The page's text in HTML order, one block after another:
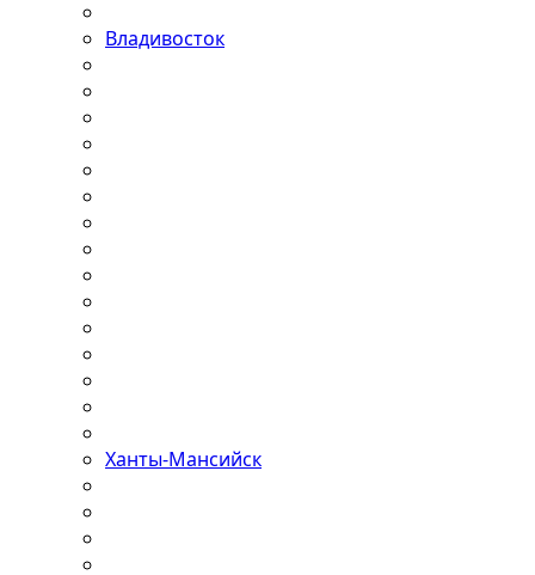
Владивосток
Ханты-Мансийск